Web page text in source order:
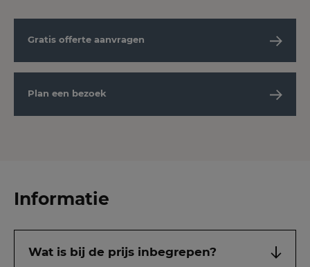
Gratis offerte aanvragen
Plan een bezoek
Informatie
Wat is bij de prijs inbegrepen?